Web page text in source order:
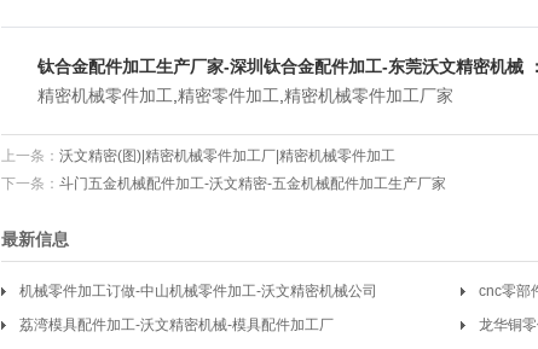
钛合金配件加工生产厂家-深圳钛合金配件加工-东莞沃文精密机械 ：
精密机械零件加工 精密零件加工 精密机械零件加工厂家
上一条： 沃文精密(图)|精密机械零件加工厂|精密机械零件加工
下一条： 斗门五金机械配件加工-沃文精密-五金机械配件加工生产厂家
最新信息
机械零件加工订做-中山机械零件加工-沃文精密机械公司
cnc零部
荔湾模具配件加工-沃文精密机械-模具配件加工厂
龙华铜